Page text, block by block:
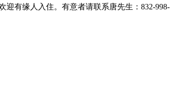
有缘人入住。有意者请联系唐先生：832-998-